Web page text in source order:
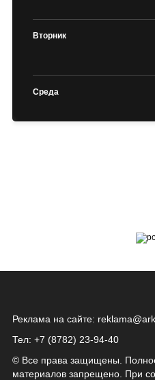
Вторник
Среда
Реклама на сайте:
Тел: +7 (8782) 23‑94‑40
© Все права защищены.
материалов запрещено. При